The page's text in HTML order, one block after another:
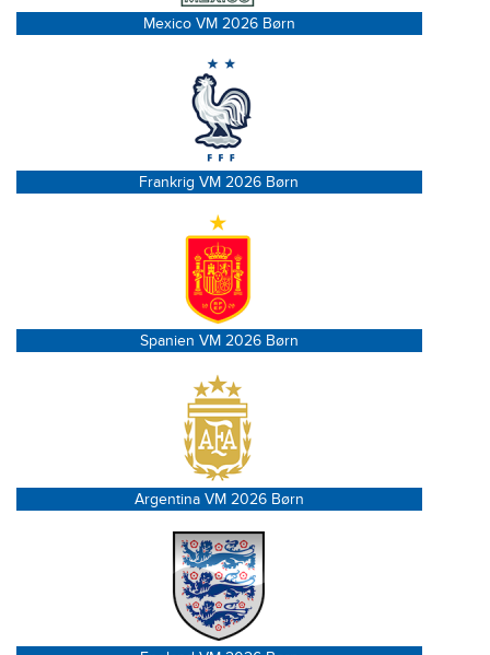
Mexico VM 2026 Børn
Frankrig VM 2026 Børn
Spanien VM 2026 Børn
Argentina VM 2026 Børn